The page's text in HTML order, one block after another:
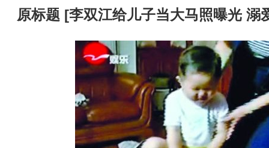
原标题 [李双江给儿子当大马照曝光 溺